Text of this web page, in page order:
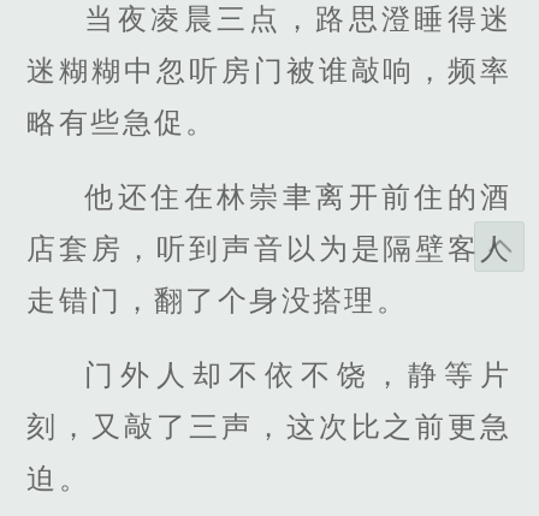
当夜凌晨三点，路思澄睡得迷
迷糊糊中忽听房门被谁敲响，频率
略有些急促。
他还住在林崇聿离开前住的酒
店套房，听到声音以为是隔壁客人
走错门，翻了个身没搭理。
门外人却不依不饶，静等片
刻，又敲了三声，这次比之前更急
迫。